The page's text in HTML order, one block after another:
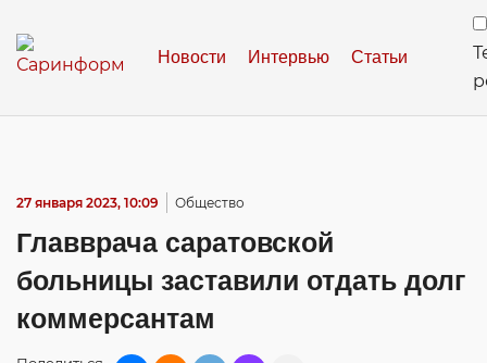
Новости Интервью Статьи
27 января 2023, 10:09 Общество
Главврача саратовской
больницы заставили отдать долг
коммерсантам